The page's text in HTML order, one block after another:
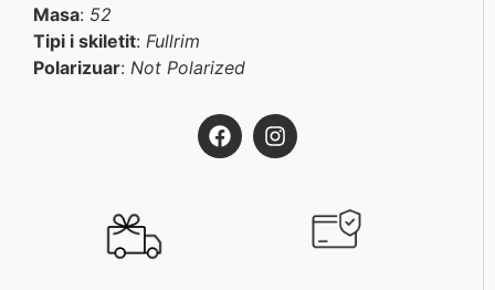
Masa: 52
Tipi i skiletit: Fullrim
Polarizuar: Not Polarized